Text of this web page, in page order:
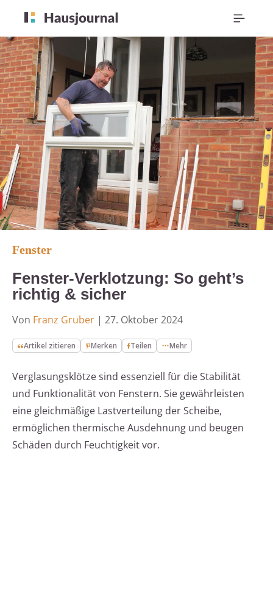
Fenster
Fenster-Verklotzung: So geht’s
richtig & sicher
Von Franz Gruber | 27. Oktober 2024
Artikel zitieren Merken Teilen Mehr
Verglasungsklötze sind essenziell für die Stabilität
und Funktionalität von Fenstern. Sie gewährleisten
eine gleichmäßige Lastverteilung der Scheibe,
ermöglichen thermische Ausdehnung und beugen
Schäden durch Feuchtigkeit vor.